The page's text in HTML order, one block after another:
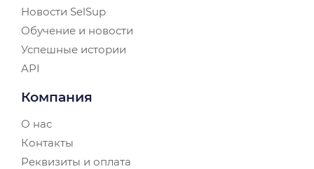
Новости SelSup
Обучение и новости
Успешные истории
API
Компания
О нас
Контакты
Реквизиты и оплата